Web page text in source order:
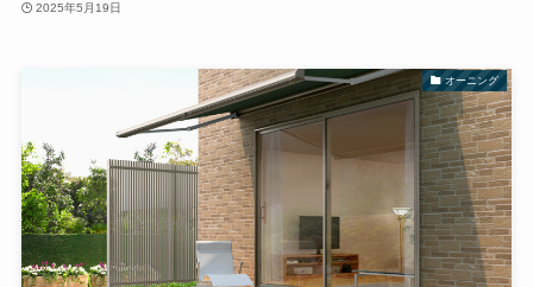
2025年5月19日
オーニング